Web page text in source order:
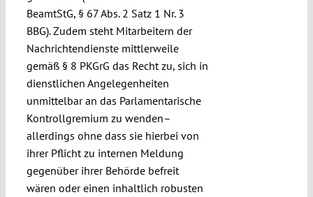
BeamtStG, § 67 Abs. 2 Satz 1 Nr. 3
BBG). Zudem steht Mitarbeitern der
Nachrichtendienste mittlerweile
gemäß § 8 PKGrG das Recht zu, sich in
dienstlichen Angelegenheiten
unmittelbar an das Parlamentarische
Kontrollgremium zu wenden–
allerdings ohne dass sie hierbei von
ihrer Pflicht zu internen Meldung
gegenüber ihrer Behörde befreit
wären oder einen inhaltlich robusten